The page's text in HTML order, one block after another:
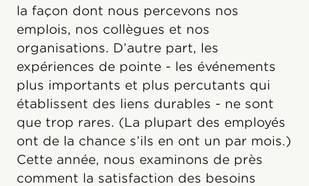
la façon dont nous percevons nos
emplois, nos collègues et nos
organisations. D’autre part, les
expériences de pointe - les événements
plus importants et plus percutants qui
établissent des liens durables - ne sont
que trop rares. (La plupart des employés
ont de la chance s’ils en ont un par mois.)
Cette année, nous examinons de près
comment la satisfaction des besoins